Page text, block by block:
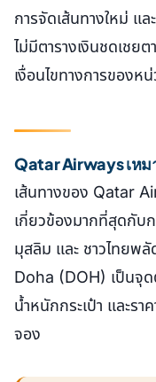
การจัดเส้นทางใหม่ แ
ไม่มีตารางเงินชดเชย
เงื่อนไขทางการของ
Qatar Airways เหม
เส้นทางของ Qatar
เกี่ยวข้องมากที่สุดกับ
มุสลิม และ ชาวไทยพ
Doha (DOH) เป็นจุด
น้ำหนักกระเป๋า และร
จอง